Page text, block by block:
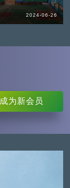
2024-06-26
成为新会员